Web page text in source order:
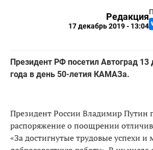
Редакция
17 декабрь 2019 - 13:04
Президент РФ посетил Автоград 13
года в день 50-летия КАМАЗа.
Президент России Владимир Путин
распоряжение о поощрении
«За достигнутые трудовые успехи